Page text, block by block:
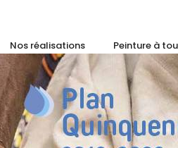
Nos réalisations Peinture à